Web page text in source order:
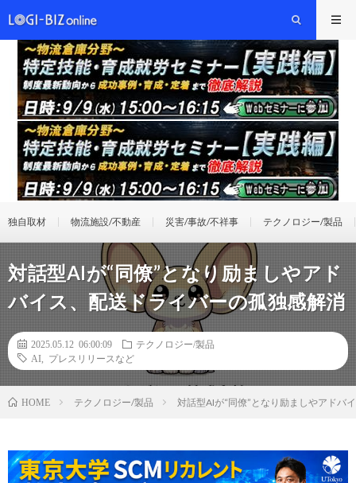
独自取材 物流施設/不動産 災害/事故/不祥事 テクノロジー/製品
対話型AIが“同僚”となり励ましやアド
バイス、配送ドライバーの孤独感解消
2025.05.12 06:00:09
テクノロジー/製品
AI
プレスリリースなど
HOME テクノロジー/製品 対話型AIが“同僚”となり励ましやアドバ